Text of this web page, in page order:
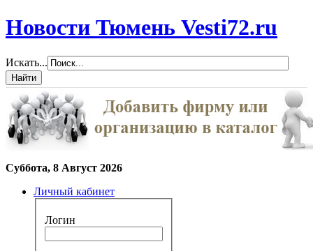
Новости Тюмень Vesti72.ru
Искать...
Суббота, 8 Август 2026
Личный кабинет
Логин